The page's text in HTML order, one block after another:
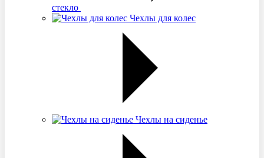
стекло
Чехлы для колес
Чехлы на сиденье